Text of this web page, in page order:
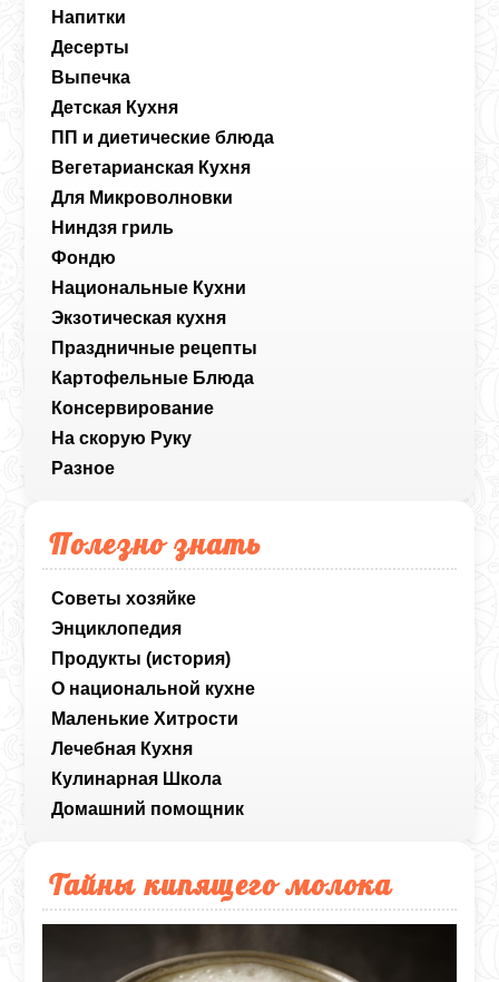
Напитки
Десерты
Выпечка
Детская Кухня
ПП и диетические блюда
Вегетарианская Кухня
Для Микроволновки
Ниндзя гриль
Фондю
Национальные Кухни
Экзотическая кухня
Праздничные рецепты
Картофельные Блюда
Консервирование
На скорую Руку
Разное
Полезно знать
Советы хозяйке
Энциклопедия
Продукты (история)
О национальной кухне
Маленькие Хитрости
Лечебная Кухня
Кулинарная Школа
Домашний помощник
Тайны кипящего молока